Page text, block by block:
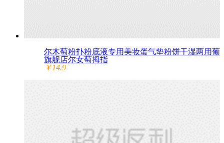
尔木萄粉扑粉底液专用美妆蛋气垫粉饼干湿两用葡
旗舰店尔女萄拇指
￥14.9